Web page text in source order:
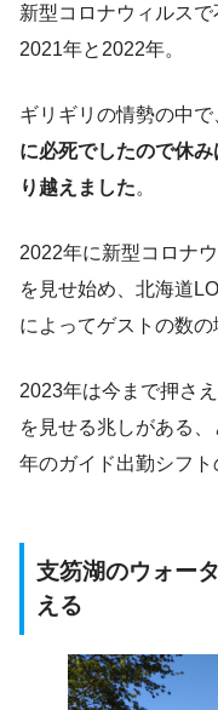
新型コロナウィルス
2021年と2022年。
ギリギリの情勢の中
に必死でしたので休
り越えました。
2022年に新型コロナ
を見せ始め、北海道
によってゲストの数の
2023年は今まで押さ
を見せる兆しがある
年のガイド出勤シフト
支笏湖のウォー
える